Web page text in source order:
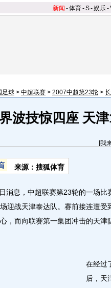
新闻 -体育-S-娱乐-
足球 > 中超联赛 > 2007中超第23轮 >
波技惊四座 天
[我
来源：搜狐体育
息，中超联赛第23轮的一场比
迎战天津泰达队。赛前接连遭受
，而向联赛第一集团冲击的天津
在经过
后，天